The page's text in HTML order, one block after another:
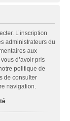
L’inscription
administrateurs du
aux
d’avoir pris
politique de
de consulter
navigation.